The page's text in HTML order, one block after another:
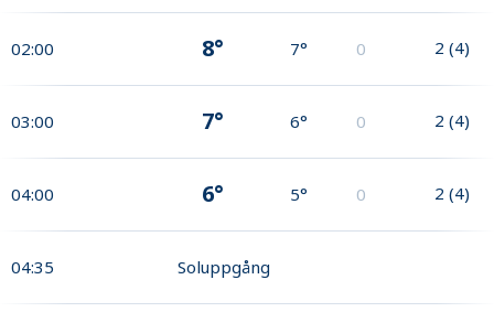
02:00 8° 7° 0 2 (4)
03:00 7° 6° 0 2 (4)
04:00 6° 5° 0 2 (4)
04:35 Soluppgång